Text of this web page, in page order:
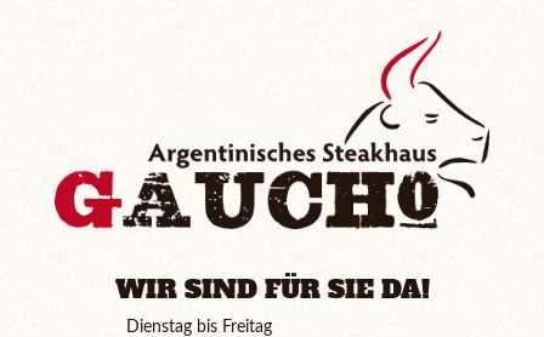
WIR SIND FÜR SIE DA!
Dienstag bis Freitag